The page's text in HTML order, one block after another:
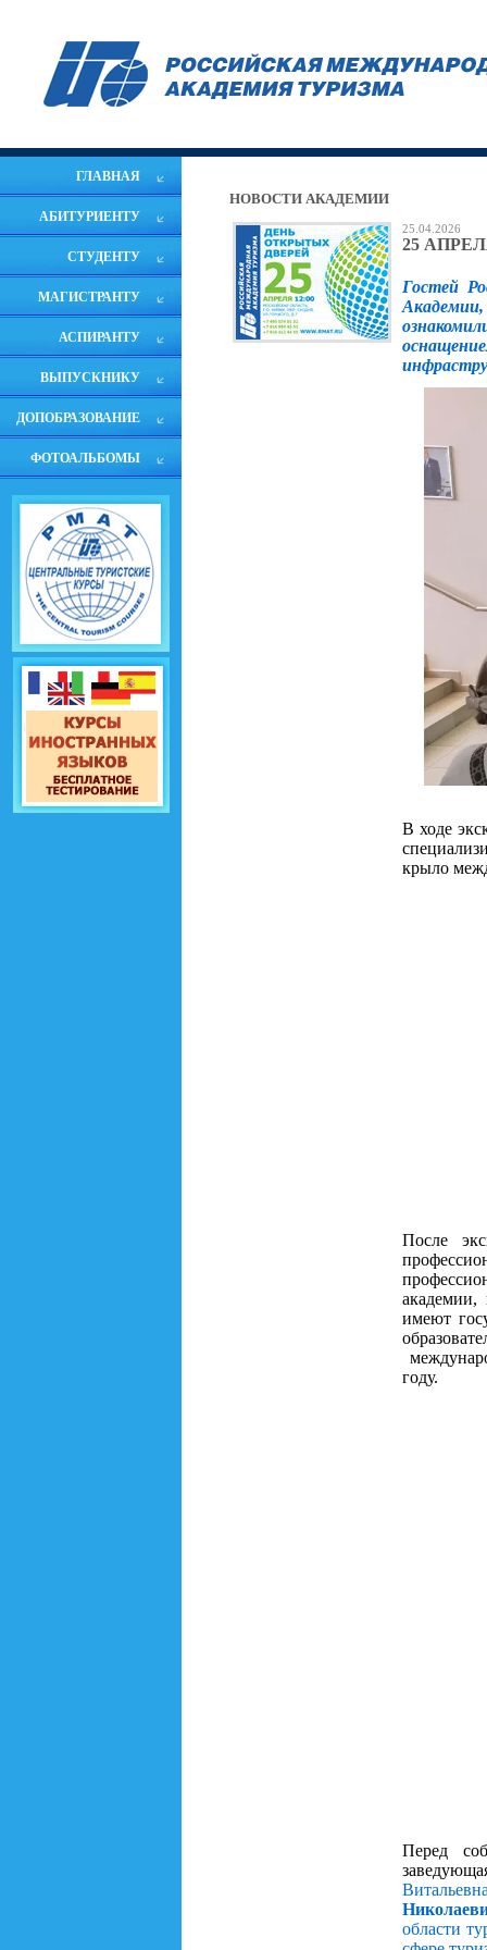
ГЛАВНАЯ
АБИТУРИЕНТУ
СТУДЕНТУ
МАГИСТРАНТУ
АСПИРАНТУ
ВЫПУСКНИКУ
ДОПОБРАЗОВАНИЕ
ФОТОАЛЬБОМЫ
НОВОСТИ АКАДЕМИИ
25.04.2026
25
Гостей
В ходе
крыло
После
имеют
году.
Перед
области